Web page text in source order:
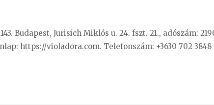
Budapest, Jurisich Miklós u. 24. fszt. 21., adószám:
https://violadora.com. Telefonszám: +3630 702